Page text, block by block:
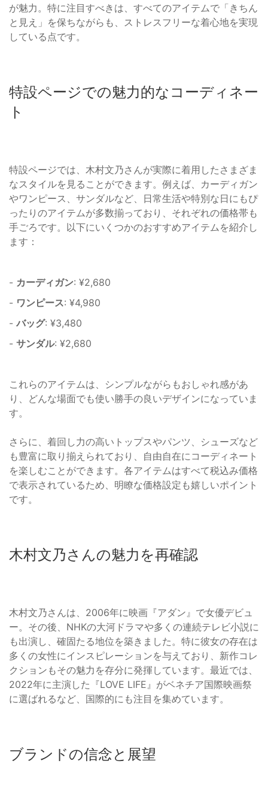
が魅力。特に注目すべきは、すべてのアイテムで「きちん
と見え」を保ちながらも、ストレスフリーな着心地を実現
している点です。
特設ページでの魅力的なコーディネー
ト
特設ページでは、木村文乃さんが実際に着用したさまざま
なスタイルを見ることができます。例えば、カーディガン
やワンピース、サンダルなど、日常生活や特別な日にもぴ
ったりのアイテムが多数揃っており、それぞれの価格帯も
手ごろです。以下にいくつかのおすすめアイテムを紹介し
ます：
- カーディガン: ¥2,680
- ワンピース: ¥4,980
- バッグ: ¥3,480
- サンダル: ¥2,680
これらのアイテムは、シンプルながらもおしゃれ感があ
り、どんな場面でも使い勝手の良いデザインになっていま
す。
さらに、着回し力の高いトップスやパンツ、シューズなど
も豊富に取り揃えられており、自由自在にコーディネート
を楽しむことができます。各アイテムはすべて税込み価格
で表示されているため、明瞭な価格設定も嬉しいポイント
です。
木村文乃さんの魅力を再確認
木村文乃さんは、2006年に映画『アダン』で女優デビュ
ー。その後、NHKの大河ドラマや多くの連続テレビ小説に
も出演し、確固たる地位を築きました。特に彼女の存在は
多くの女性にインスピレーションを与えており、新作コレ
クションもその魅力を存分に発揮しています。最近では、
2022年に主演した『LOVE LIFE』がベネチア国際映画祭
に選ばれるなど、国際的にも注目を集めています。
ブランドの信念と展望